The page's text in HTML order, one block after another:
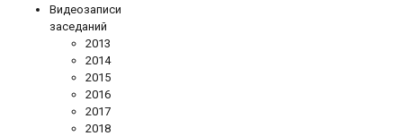
Видеозаписи
заседаний
2013
2014
2015
2016
2017
2018